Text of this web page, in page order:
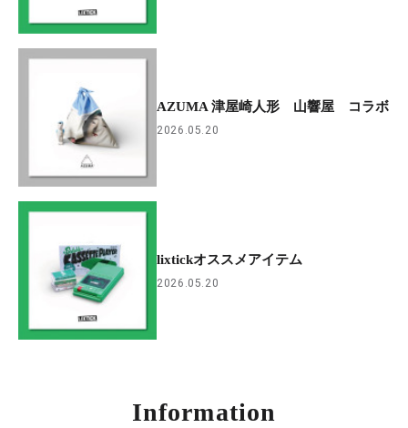
AZUMA 津屋崎人形 山響屋 コラボ
2026.05.20
lixtickオススメアイテム
2026.05.20
Information